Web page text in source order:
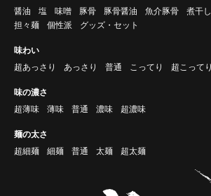
醤油
塩 味噌 豚骨 豚骨醤油 魚介豚骨 煮干し
担々麺
個性派 グッズ・セット
味わい
超あっさり
あっさり 普通 こってり 超こってり
味の濃さ
超薄味
薄味 普通 濃味 超濃味
麺の太さ
超細麺
細麺 普通 太麺 超太麺